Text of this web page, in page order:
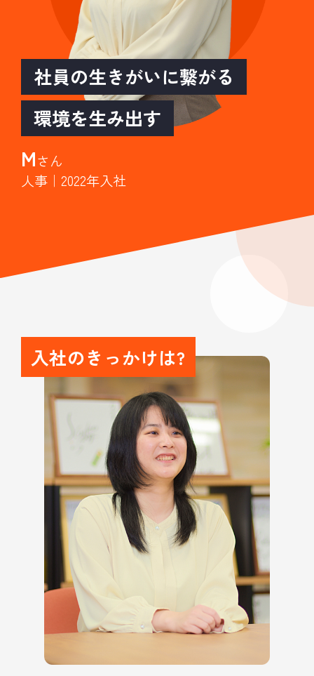
社員の生きがいに繋がる
環境を生み出す
Mさん
人事｜2022年入社
入社のきっかけは?